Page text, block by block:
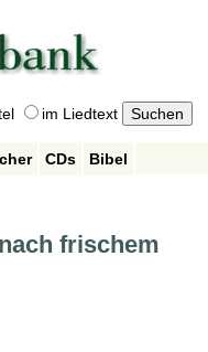
im Liedtext
CDs
Bibel
frischem